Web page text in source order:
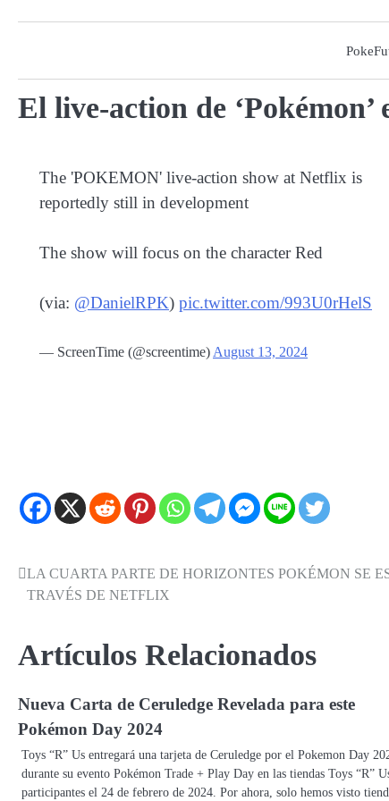
El live-action de
The 'POKEMON' live-action show at Netflix is
reportedly still in development
The show will focus on the character Red
(via: @DanielRPK) pic.twitter.com/993U0rHelS
— ScreenTime (@screentime) August 13, 2024
Navegación
entradas
LA CUARTA PARTE DE HORIZONTES POKÉMON SE
TRAVÉS DE NETFLIX
Artículos Relacionados
Nueva Carta de Ceruledge Revelada para este
Pokémon Day 2024
Toys “R” Us entregará una tarjeta de Ceruledge por el Pokemon Day
durante su evento Pokémon Trade + Play Day en las tiendas Toys “R”
participantes el 24 de febrero de 2024. Por ahora, solo hemos visto